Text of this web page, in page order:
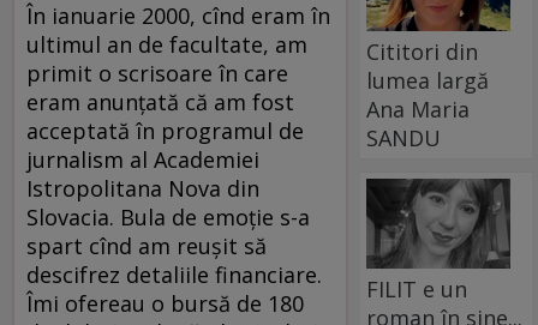
În ianuarie 2000, cînd eram în
ultimul an de facultate, am
primit o scrisoare în care
eram anunțată că am fost
acceptată în programul de
jurnalism al Academiei
Istropolitana Nova din
Slovacia. Bula de emoție s-a
spart cînd am reușit să
descifrez detaliile financiare.
Îmi ofereau o bursă de 180
Cititori din
lumea largă
Ana Maria
SANDU
FILIT e un
roman în sine...